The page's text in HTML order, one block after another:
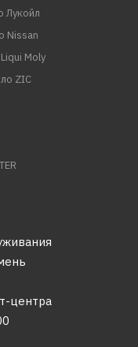
Лукойл
Nissan
Moly
ZIC
центра